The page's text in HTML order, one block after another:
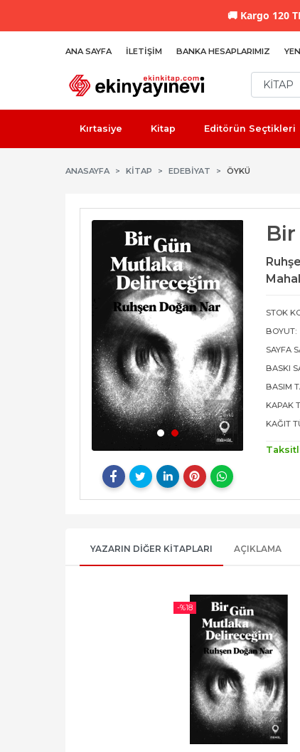
🚚 Kargo 120
ANA SAYFA İLETIŞIM BANKA HESAPLARIMIZ
Kırtasiye Kitap Editörün Seçtikleri
ANASAYFA KİTAP EDEBIYAT ÖYKÜ
STOK
BOYUT:
SAYFA
BASKI
BASIM
KAPAK
KAĞIT
YAZARIN DIĞER KITAPLARI AÇIKLAMA
-%18